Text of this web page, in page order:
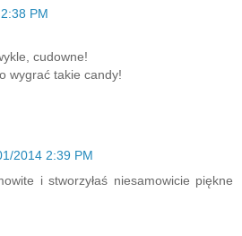
PM
cudowne!
wygrać takie candy!
2014 2:39 PM
i stworzyłaś niesamowicie piękne